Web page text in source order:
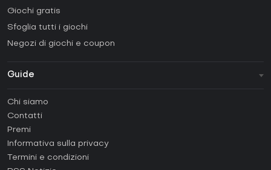
Giochi gratis
Sfoglia tutti i giochi
Negozi di giochi e coupon
Guide
Come attivare una Steam CD Key?
Come attivare una Epic Games CD Key?
Come attivare una GOG CD Key?
Chi siamo
Contatti
Premi
Informativa sulla privacy
Termini e condizioni